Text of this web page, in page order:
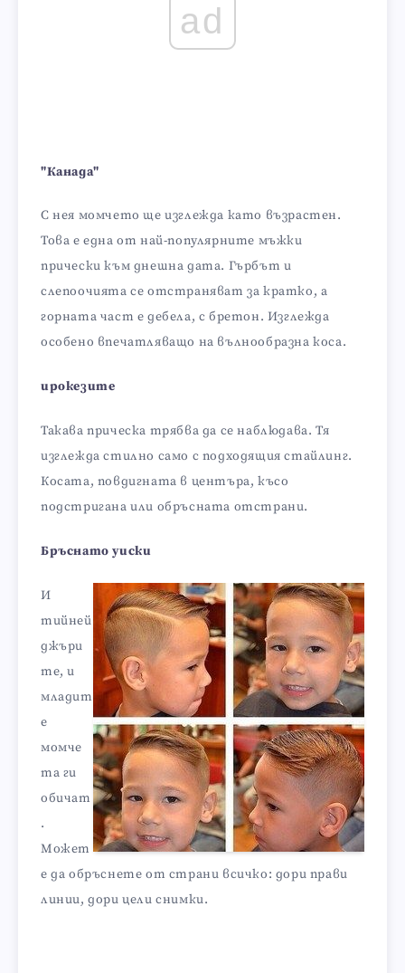
ad
"Канада"
С нея момчето ще изглежда като възрастен.
Това е една от най-популярните мъжки
прически към днешна дата. Гърбът и
слепоочията се отстраняват за кратко, а
горната част е дебела, с бретон. Изглежда
особено впечатляващо на вълнообразна коса.
ирокезите
Такава прическа трябва да се наблюдава. Тя
изглежда стилно само с подходящия стайлинг.
Косата, повдигната в центъра, късо
подстригана или обръсната отстрани.
Бръснато уиски
И
тийней
джъри
те, и
младит
е
момче
та ги
обичат
.
Может
е да обръснете от страни всичко: дори прави
линии, дори цели снимки.